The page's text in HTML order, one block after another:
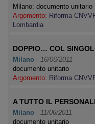
Milano: documento unitario
Argomento: Riforma
Lombardia
DOPPIO… COL
Milano - 16/06/2011
documento unitario
Argomento: Riforma
A TUTTO IL
Milano - 11/06/2011
documento unitario